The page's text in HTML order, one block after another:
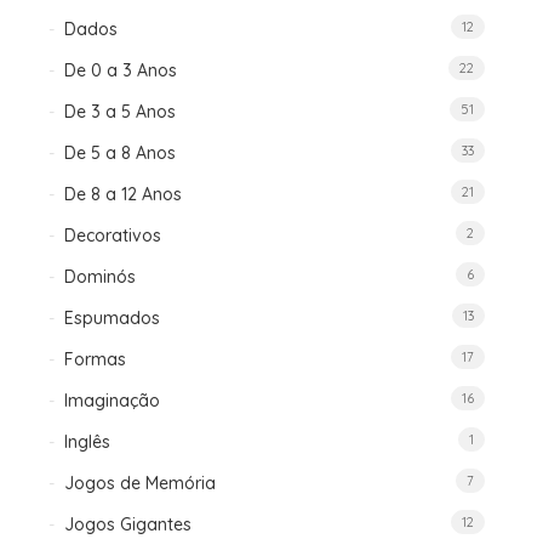
Dados 12
De 0 a 3 Anos 22
De 3 a 5 Anos 51
De 5 a 8 Anos 33
De 8 a 12 Anos 21
Decorativos 2
Dominós 6
Espumados 13
Formas 17
Imaginação 16
Inglês 1
Jogos de Memória 7
Jogos Gigantes 12